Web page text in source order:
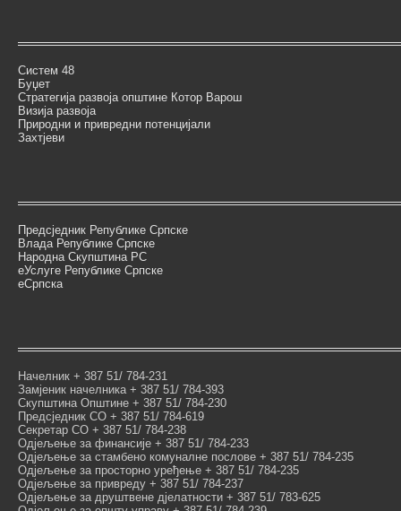
Систем 48
Буџет
Стратегија развоја општине Котор Варош
Визија развоја
Природни и привредни потенцијали
Захтјеви
Предсједник Републике Српске
Влада Републике Српске
Народна Скупштина РС
еУслуге Републике Српске
еСрпска
Начелник + 387 51/ 784-231
Замјеник начелника + 387 51/ 784-393
Скупштина Општине + 387 51/ 784-230
Предсједник СО + 387 51/ 784-619
Секретар СО + 387 51/ 784-238
Одјељење за финансије + 387 51/ 784-233
Одјељење за стамбено комуналне послове + 387 51/ 784-235
Одјељење за просторно уређење + 387 51/ 784-235
Одјељење за привреду + 387 51/ 784-237
Одјељење за друштвене дјелатности + 387 51/ 783-625